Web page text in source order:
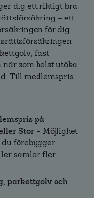
dig ett riktigt bra
– ett
för dig
fast
som helst utöka
Till medlemspris
på
Stor – Möjlighet
förebygger
samlar fler
parkettgolv och